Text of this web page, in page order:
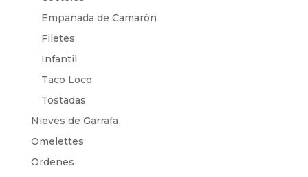
Empanada de Camarón
Filetes
Infantil
Taco Loco
Tostadas
Nieves de Garrafa
Omelettes
Ordenes